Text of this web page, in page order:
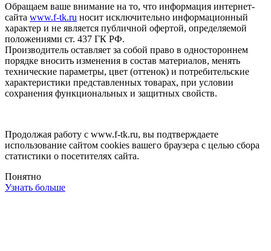
Обращаем ваше внимание на то, что информация интернет-
сайта www.f-tk.ru носит исключительно информационный
характер и не является публичной офертой, определяемой
положениями ст. 437 ГК РФ.
Производитель оставляет за собой право в одностороннем
порядке вносить изменения в состав материалов, менять
технические параметры, цвет (оттенок) и потребительские
характеристики представленных товарах, при условии
сохранения функциональных и защитных свойств.
Продолжая работу с www.f-tk.ru, вы подтверждаете
использование сайтом cookies вашего браузера с целью сбора
статистики о посетителях сайта.
Понятно
Узнать больше